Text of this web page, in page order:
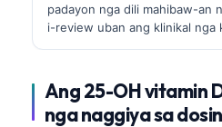
padayon nga dili mahibaw-an
i-review uban ang klinikal nga
Ang 25-OH vitamin
nga naggiya sa